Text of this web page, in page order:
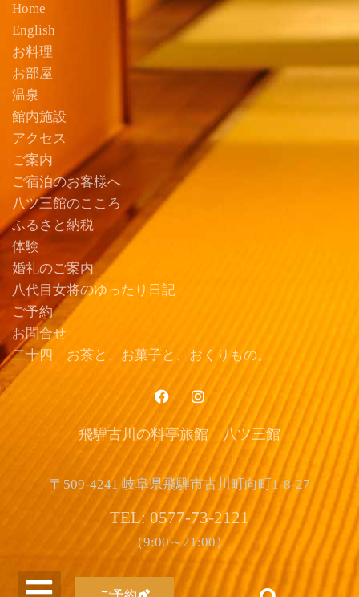
Home
English
お料理
お部屋
温泉
館内施設
アクセス
ご案内
ご宿泊のお客様へ
八ツ三館のこころ
ふるさと納税
体験
婚礼のご案内
八代目女将のゆったり日記
ご予約
お問合せ
二十四 お茶と、お菓子と、おくりもの。
飛騨古川の料亭旅館 八ツ三館
〒509-4241 岐阜県飛騨市古川町向町1-8-27
TEL: 0577-73-2121
（9:00～21:00）